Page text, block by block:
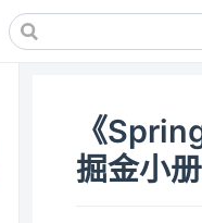
《
掘金小